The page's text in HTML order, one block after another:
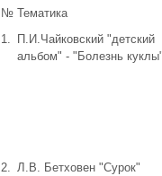
№ Тематика
1.
П.И.Чайковский "детский
альбом" - "Болезнь куклы"
2. Л.В. Бетховен "Сурок"